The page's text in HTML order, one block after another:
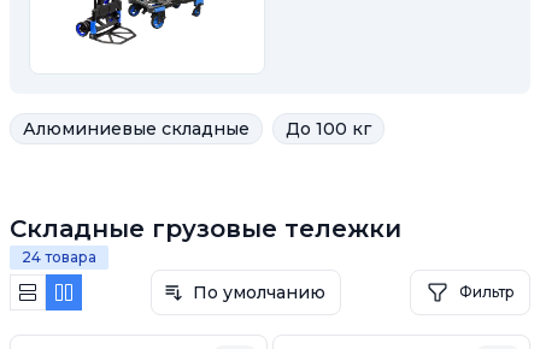
Алюминиевые складные До 100 кг
Складные грузовые тележки
24 товара
По умолчанию Фильтр